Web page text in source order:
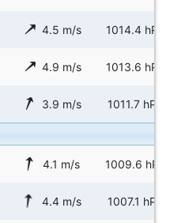
4.5 m/s 1014.4 hPa
4.9 m/s 1013.6 hPa
3.9 m/s 1011.7 hPa
4.1 m/s 1009.6 hPa
4.4 m/s 1007.1 hPa